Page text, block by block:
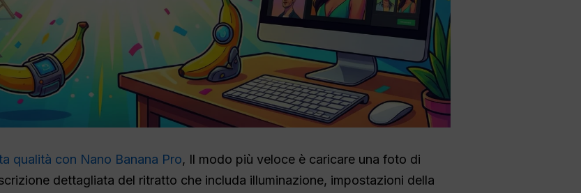
qualità con Nano Banana Pro, Il modo più veloce è caricare una foto di
dettagliata del ritratto che includa illuminazione, impostazioni della